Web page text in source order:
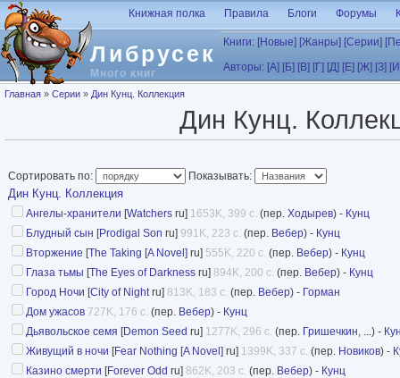
Перейти к основному содержанию
Либрусек
Много книг
Книжная полка Правила Блоги Форумы
Книги: [Новые] [Жанры] [Серии]
Авторы: [А] [Б] [В] [Г] [Д] [Е] [Ж] [З]
Вы здесь
Главная » Серии » Дин Кунц. Коллекция
Дин Кунц.
Сортировать по: Показывать:
Дин Кунц. Коллекция
Ангелы-хранители [Watchers ru] 1653K, 399 с. (пер. Ходырев) - Кунц
Блудный сын [Prodigal Son ru] 991K, 223 с. (пер. Вебер) - Кунц
Вторжение [The Taking [A Novel] ru] 555K, 220 с. (пер. Вебер) - Кунц
Глаза тьмы [The Eyes of Darkness ru] 894K, 200 с. (пер. Вебер) - Кунц
Город Ночи [City of Nightru] 813K, 183 с. (пер. Вебер) - Горман
Дом ужасов 727K, 176 с. (пер. Вебер) - Кунц
Дьявольское семя [Demon Seed ru] 1277K, 296 с. (пер. Гришечкин, ...) -
Живущий в ночи [Fear Nothing [A Novel] ru] 1399K, 337 с. (пер. Новиков) -
Казино смерти [Forever Odd ru] 862K, 203 с. (пер. Вебер) - Кунц